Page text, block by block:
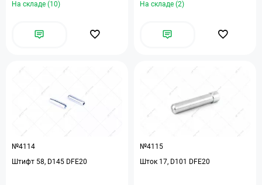
На складе (10) На складе (2)
№4114
Штифт 58, D145 DFE20
№4115
Шток 17, D101 DFE20